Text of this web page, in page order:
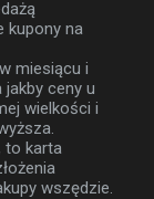
kupony na
miesiącu i
jakby ceny u
wielkości i
to karta
wszędzie.